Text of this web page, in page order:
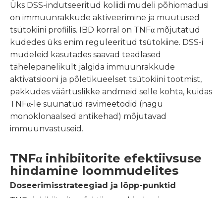
Üks DSS-indutseeritud koliidi mudeli põhiomadusi
on immuunrakkude aktiveerimine ja muutused
tsütokiini profiilis. IBD korral on TNFα mõjutatud
kudedes üks enim reguleeritud tsütokiine. DSS-i
mudeleid kasutades saavad teadlased
tähelepanelikult jälgida immuunrakkude
aktivatsiooni ja põletikueelset tsütokiini tootmist,
pakkudes väärtuslikke andmeid selle kohta, kuidas
TNFα-le suunatud ravimeetodid (nagu
monoklonaalsed antikehad) mõjutavad
immuunvastuseid.
TNFα inhibiitorite efektiivsuse
hindamine loommudelites
Doseerimisstrateegiad ja lõpp-punktid